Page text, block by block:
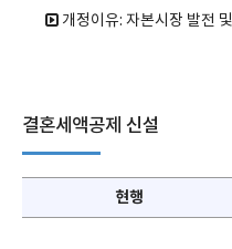
개정이유: 자본시장 발전
결혼세액공제 신설
현행